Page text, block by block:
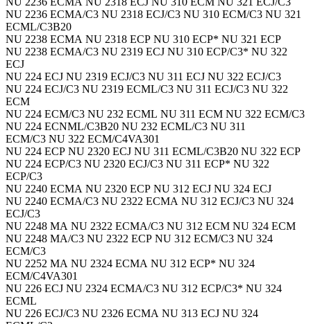
NU 2236 ECMA/C3 NU 2318 ECJ/C3 NU 310 ECM/C3 NU 321
ECML/C3B20
NU 2238 ECMA NU 2318 ECP NU 310 ECP* NU 321 ECP
NU 2238 ECMA/C3 NU 2319 ECJ NU 310 ECP/C3* NU 322
ECJ
NU 224 ECJ NU 2319 ECJ/C3 NU 311 ECJ NU 322 ECJ/C3
NU 224 ECJ/C3 NU 2319 ECML/C3 NU 311 ECJ/C3 NU 322
ECM
NU 224 ECM/C3 NU 232 ECML NU 311 ECM NU 322 ECM/C3
NU 224 ECNML/C3B20 NU 232 ECML/C3 NU 311
ECM/C3 NU 322 ECM/C4VA301
NU 224 ECP NU 2320 ECJ NU 311 ECML/C3B20 NU 322 ECP
NU 224 ECP/C3 NU 2320 ECJ/C3 NU 311 ECP* NU 322
ECP/C3
NU 2240 ECMA NU 2320 ECP NU 312 ECJ NU 324 ECJ
NU 2240 ECMA/C3 NU 2322 ECMA NU 312 ECJ/C3 NU 324
ECJ/C3
NU 2248 MA NU 2322 ECMA/C3 NU 312 ECM NU 324 ECM
NU 2248 MA/C3 NU 2322 ECP NU 312 ECM/C3 NU 324
ECM/C3
NU 2252 MA NU 2324 ECMA NU 312 ECP* NU 324
ECM/C4VA301
NU 226 ECJ NU 2324 ECMA/C3 NU 312 ECP/C3* NU 324
ECML
NU 226 ECJ/C3 NU 2326 ECMA NU 313 ECJ NU 324